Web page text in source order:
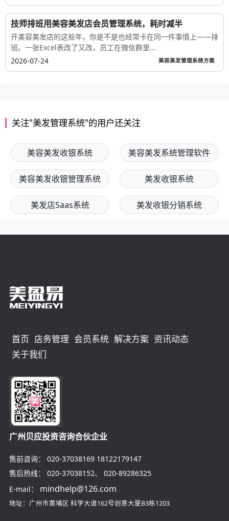
技师排班用美容美发店会员管理系统，耗时减半
开美容美发店的这些年，你是不是也经常卡在同一件事情上——排
班。一张Excel表改了又改，员工在微信群里...
2026-07-24
美容美发管理系统方案
关注"美发管理系统"的用户还关注
美容美发收银系统 美容美发系统管理软件
美容美发收银管理系统 美发收银系统
美发店Saas系统 美发收银分销系统
首页 店务管理 会员系统 解决方案 资讯动态
关于我们
广州贝应投资咨询合伙企业
售前咨询： 020-37038169 18122179147
售后热线：
020-37038152、 020-89286325
E-mail：
mindhelp@126.com
地址：广州市黄埔区 科学大道162号创意大厦B3栋1203